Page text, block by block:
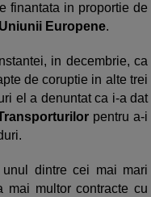
finantata in proportie de
Uniunii Europene.
in decembrie, ca
de coruptie in alte trei
el a denuntat ca i-a dat
pentru a-i
dintre cei mai mari
mai multor contracte cu